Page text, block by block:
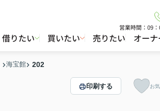
営業時間：09
借りたい 買いたい 売りたい オー
海宝館 202
印刷する お